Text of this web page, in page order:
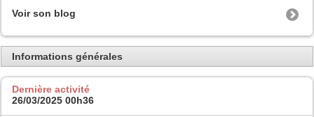
Voir son blog
Informations générales
Dernière activité
26/03/2025 00h36